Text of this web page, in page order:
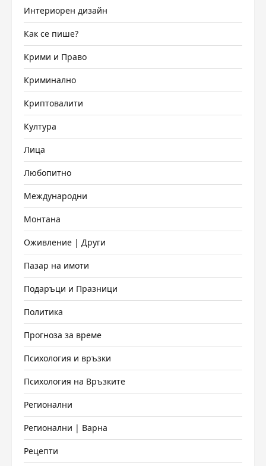
Интериорен дизайн
Как се пише?
Крими и Право
Криминално
Криптовалити
Култура
Лица
Любопитно
Международни
Монтана
Оживление | Други
Пазар на имоти
Подаръци и Празници
Политика
Прогноза за време
Психология и връзки
Психология на Връзките
Регионални
Регионални | Варна
Рецепти